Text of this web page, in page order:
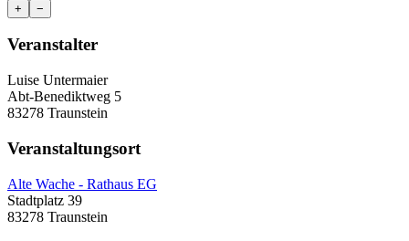
+ −
Veranstalter
Luise Untermaier
Abt-Benediktweg 5
83278 Traunstein
Veranstaltungsort
Alte Wache - Rathaus EG
Stadtplatz 39
83278 Traunstein